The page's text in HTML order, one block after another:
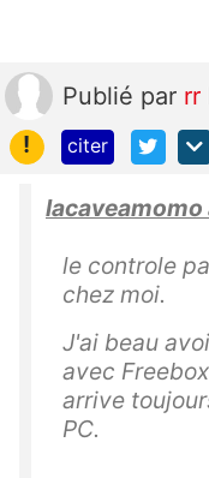
Publié par rr
!
citer
lacaveamomo
le controle
chez moi.
J'ai beau
avec
arrive
PC.